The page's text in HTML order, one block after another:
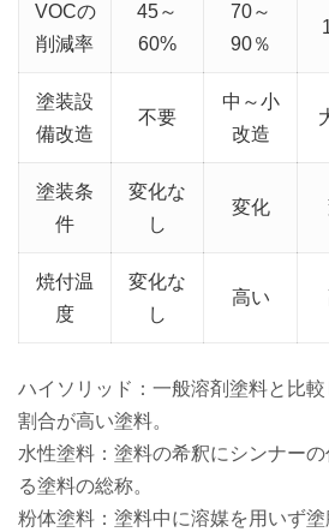
VOCの
削減率
45～
60%
70～
90％
塗装設
備改造
不要
中～小
改造
塗装条
件
変化な
し
変化
焼付温
度
変化な
し
高い
ハイソリッド：一般溶剤塗料と比
割合が高い塗料。
水性塗料：塗料の希釈にシンナー
る塗料の総称。
粉体塗料：塗料中に溶媒を用いず